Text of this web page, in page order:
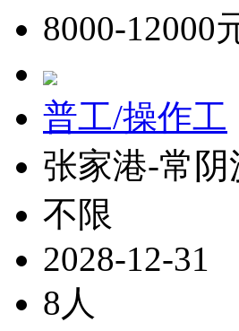
8000-12000
普工/操作工
张家港-常阴
不限
2028-12-31
8人